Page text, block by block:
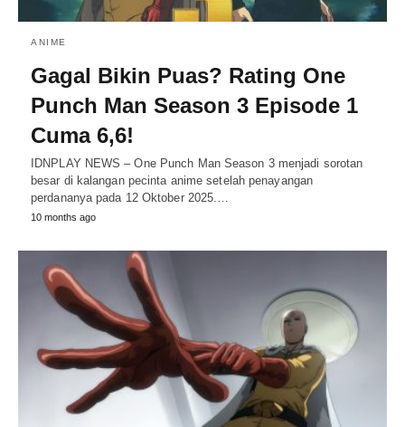
ANIME
Gagal Bikin Puas? Rating One
Punch Man Season 3 Episode 1
Cuma 6,6!
IDNPLAY NEWS – One Punch Man Season 3 menjadi sorotan
besar di kalangan pecinta anime setelah penayangan
perdananya pada 12 Oktober 2025.…
10 months ago